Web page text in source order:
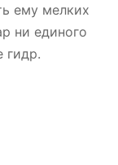
ему мелких
ни единого
гидр.